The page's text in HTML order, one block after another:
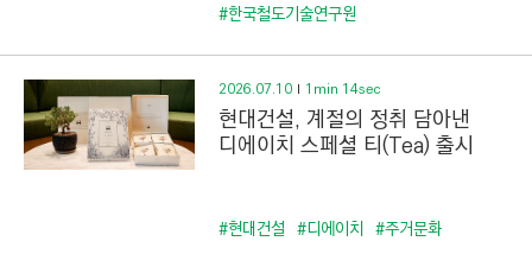
#한국철도기술연구원
2026.07.10 1min 14sec
현대건설, 계절의 정취 담아낸
디에이치 스페셜 티(Tea) 출시
#현대건설 #디에이치 #주거문화